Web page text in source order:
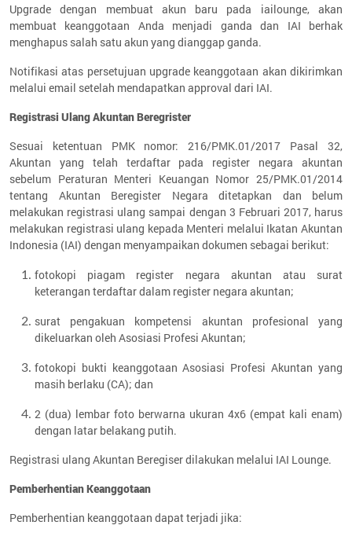
Upgrade dengan membuat akun baru pada iailounge, akan
membuat keanggotaan Anda menjadi ganda dan IAI berhak
menghapus salah satu akun yang dianggap ganda.
Notifikasi atas persetujuan upgrade keanggotaan akan dikirimkan
melalui email setelah mendapatkan approval dari IAI.
Registrasi Ulang Akuntan Beregrister
Sesuai ketentuan PMK nomor: 216/PMK.01/2017 Pasal 32,
Akuntan yang telah terdaftar pada register negara akuntan
sebelum Peraturan Menteri Keuangan Nomor 25/PMK.01/2014
tentang Akuntan Beregister Negara ditetapkan dan belum
melakukan registrasi ulang sampai dengan 3 Februari 2017, harus
melakukan registrasi ulang kepada Menteri melalui Ikatan Akuntan
Indonesia (IAI) dengan menyampaikan dokumen sebagai berikut:
fotokopi piagam register negara akuntan atau surat
keterangan terdaftar dalam register negara akuntan;
surat pengakuan kompetensi akuntan profesional yang
dikeluarkan oleh Asosiasi Profesi Akuntan;
fotokopi bukti keanggotaan Asosiasi Profesi Akuntan yang
masih berlaku (CA); dan
2 (dua) lembar foto berwarna ukuran 4x6 (empat kali enam)
dengan latar belakang putih.
Registrasi ulang Akuntan Beregiser dilakukan melalui IAI Lounge.
Pemberhentian Keanggotaan
Pemberhentian keanggotaan dapat terjadi jika: